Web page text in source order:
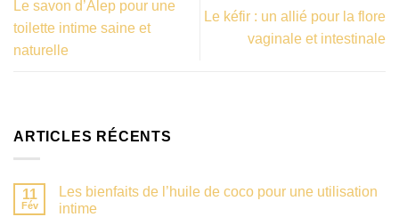
Le savon d’Alep pour une
toilette intime saine et
naturelle
Le kéfir : un allié pour la flore
vaginale et intestinale
ARTICLES RÉCENTS
11
Fév
Les bienfaits de l’huile de coco pour une utilisation
intime